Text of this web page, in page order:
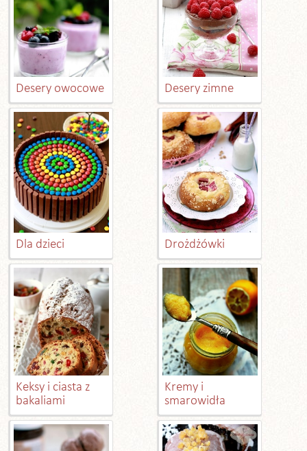
Desery owocowe Desery zimne
Dla dzieci Drożdżówki
Keksy i ciasta z
bakaliami
Kremy i
smarowidła